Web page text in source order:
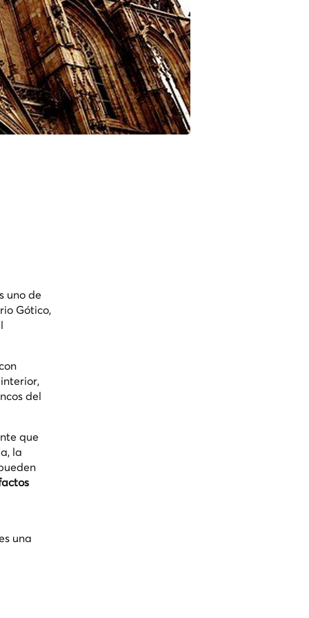
uno de
Gótico,
interior,
del
que
la
una